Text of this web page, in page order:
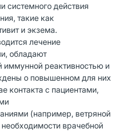
системного действия
такие как
и экзема.
лечение
обладают
иммунной реактивностью и
о повышенном для них
контакта с пациентами,
(например, ветряной
врачебной